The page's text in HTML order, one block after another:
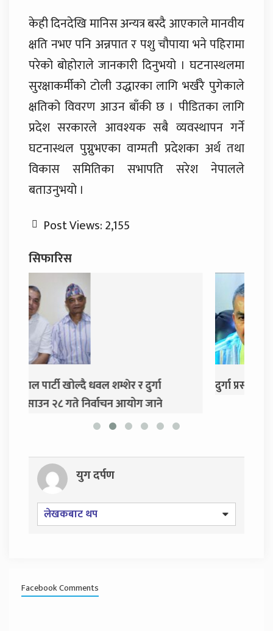
केही दिनदेखि मानिस अन्यत्र बस्दै आएकाले मानवीय
क्षति नभए पनि अन्नपात र पशु चौपाया भने पहिरामा
परेको बोहोराले जानकारी दिनुभयो । घटनास्थलमा
सुरक्षाकर्मीको टोली उद्धारका लागि भर्खरै पुगेकाले
क्षतिको विवरण आउन बाँकी छ । पीडितका लागि
प्रदेश सरकारले आवश्यक सबै व्यवस्थापन गर्ने
घटनास्थल पुग्नुभएका वाग्मती प्रदेशका अर्थ तथा
विकास समितिका सभापति सरेश नेपालले
बताउनुभयो ।
Post Views:2,155
सिफारिस
दुर्गा प्रसाईंलाई रिहा गर्न अदालतको आदेश
युग दर्पण
लेखकबाट थप
Facebook Comments